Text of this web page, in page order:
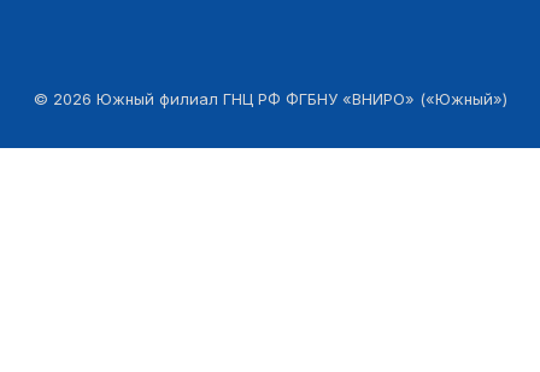
© 2026 Южный филиал ГНЦ РФ ФГБНУ «ВНИРО» («Южный»)